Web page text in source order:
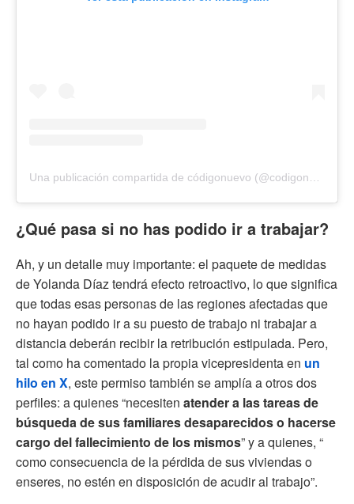
¿Qué pasa si no has podido ir a trabajar?
Ah, y un detalle muy importante: el paquete de medidas
de Yolanda Díaz tendrá efecto retroactivo, lo que significa
que todas esas personas de las regiones afectadas que
no hayan podido ir a su puesto de trabajo ni trabajar a
distancia deberán recibir la retribución estipulada. Pero,
tal como ha comentado la propia vicepresidenta en un
hilo en X, este permiso también se amplía a otros dos
perfiles: a quienes “necesiten atender a las tareas de
búsqueda de sus familiares desaparecidos o hacerse
cargo del fallecimiento de los mismos” y a quienes, “
como consecuencia de la pérdida de sus viviendas o
enseres, no estén en disposición de acudir al trabajo”.